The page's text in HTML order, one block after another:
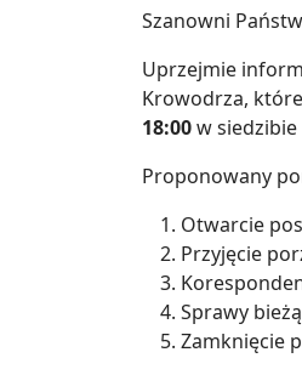
Szanowni
Uprzejmie
Krowodrza,
18:00w
Proponowany
Otwarcie
Przyjęcie
Sprawy
Zamknięcie